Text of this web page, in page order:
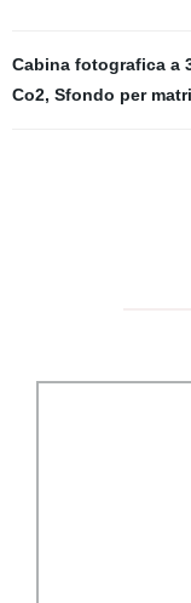
Cabina fotografica a
Co2, Sfondo per